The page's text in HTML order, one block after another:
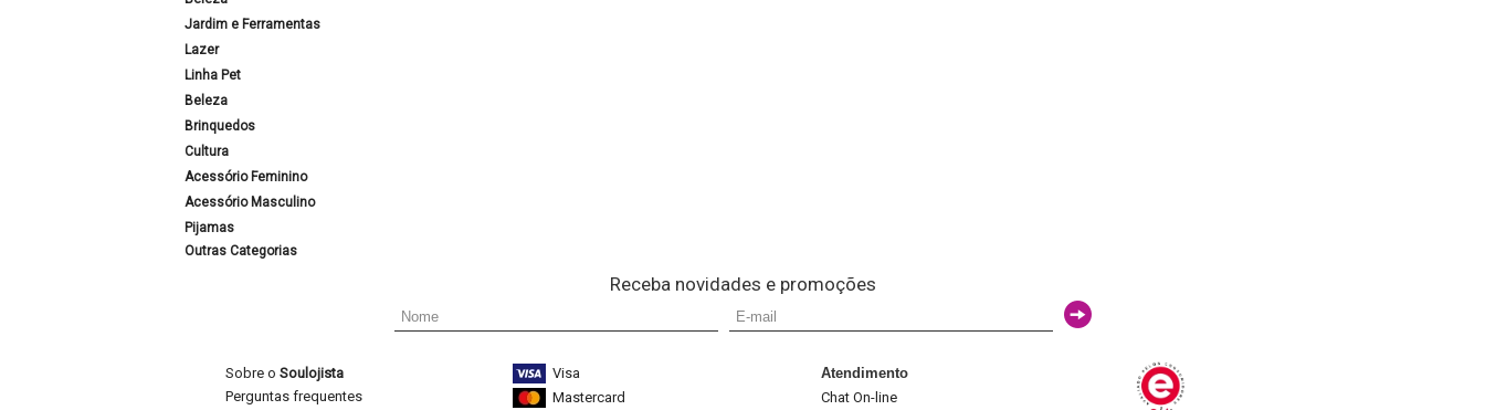
Jardim e Ferramentas
Lazer
Linha Pet
Beleza
Brinquedos
Cultura
Acessório Feminino
Acessório Masculino
Pijamas
Outras Categorias
Receba novidades e promoções
Sobre o Soulojista
Perguntas frequentes
Visa
Mastercard
Atendimento
Chat On-line